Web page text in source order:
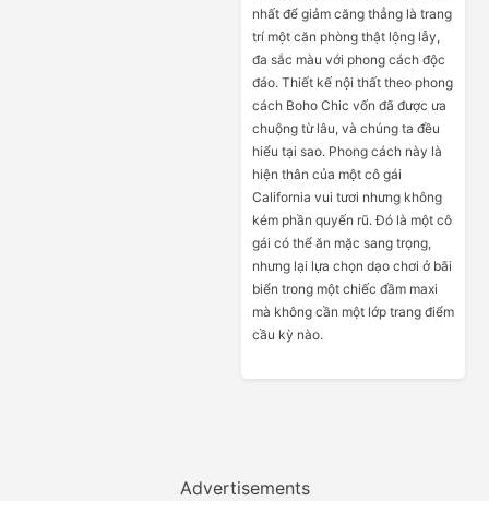
nhất để giảm căng thẳng là trang
trí một căn phòng thật lộng lẫy,
đa sắc màu với phong cách độc
đáo. Thiết kế nội thất theo phong
cách Boho Chic vốn đã được ưa
chuộng từ lâu, và chúng ta đều
hiểu tại sao. Phong cách này là
hiện thân của một cô gái
California vui tươi nhưng không
kém phần quyến rũ. Đó là một cô
gái có thể ăn mặc sang trọng,
nhưng lại lựa chọn dạo chơi ở bãi
biển trong một chiếc đầm maxi
mà không cần một lớp trang điểm
cầu kỳ nào.
Advertisements